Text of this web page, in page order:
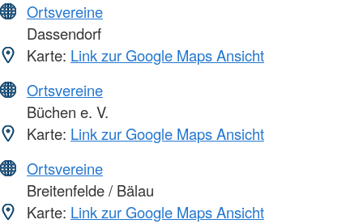
Ortsvereine
Dassendorf
Karte: Link zur Google Maps Ansicht
Ortsvereine
Büchen e. V.
Karte: Link zur Google Maps Ansicht
Ortsvereine
Breitenfelde / Bälau
Karte: Link zur Google Maps Ansicht